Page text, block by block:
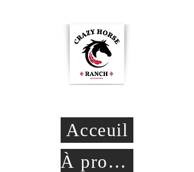
Acceuil
À propos